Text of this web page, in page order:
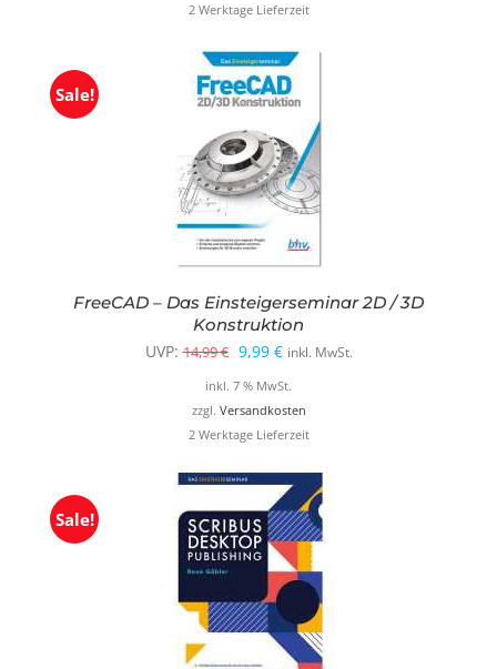
2 Werktage Lieferzeit
Sale!
FreeCAD – Das Einsteigerseminar 2D / 3D
Konstruktion
UVP: 14,99€ Ursprünglicher
Preis
war:
14,99 €
9,99 €Aktueller
Preis
ist:
9,99 €.
inkl. MwSt.
inkl. 7 % MwSt.
zzgl. Versandkosten
2 Werktage Lieferzeit
Sale!